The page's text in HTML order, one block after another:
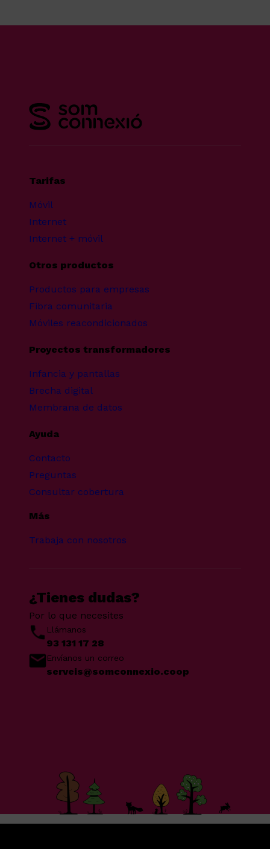
Tarifas
Móvil
Internet
Internet + móvil
Otros productos
Productos para empresas
Fibra comunitaria
Móviles reacondicionados
Proyectos transformadores
Infancia y pantallas
Brecha digital
Membrana de datos
Ayuda
Contacto
Preguntas
Consultar cobertura
Más
Trabaja con nosotros
¿Tienes dudas?
Por lo que necesites
Llámanos
93 131 17 28
Envíanos un correo
serveis@somconnexio.coop